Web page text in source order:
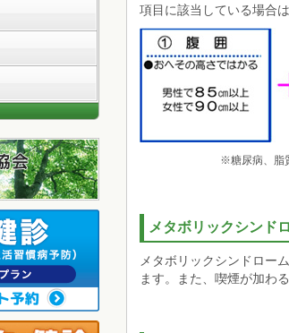
項目に該当している場合
※糖尿病、脂
メタボリックシンド
メタボリックシンドロー
ます。また、喫煙が加わ